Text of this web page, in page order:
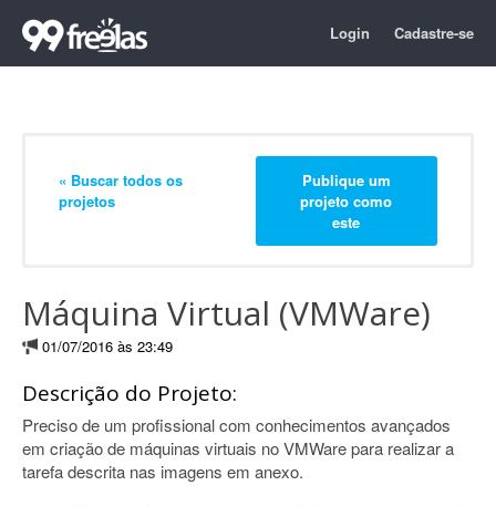
Login Cadastre-se
« Buscar todos os
projetos
Publique um
projeto como
este
Máquina Virtual (VMWare)
01/07/2016 às 23:49
Descrição do Projeto:
Preciso de um profissional com conhecimentos avançados
em criação de máquinas virtuais no VMWare para realizar a
tarefa descrita nas imagens em anexo.